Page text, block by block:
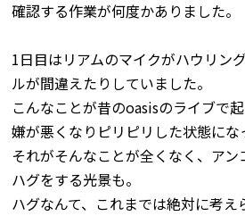
確認する作業が何度かありました。
1日目はリアムのマイクがハウリン
ルが間違えたりしていました。
こんなことが昔のoasisのライブで
嫌が悪くなりピリピリした状態にな
それがそんなことが全くなく、ア
ハグをする光景も。
ハグなんて、これまでは絶対に考え